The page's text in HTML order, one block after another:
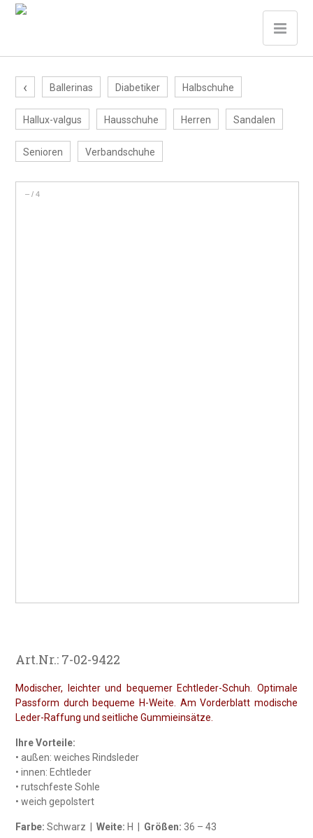
‹ Ballerinas Diabetiker Halbschuhe
Hallux-valgus Hausschuhe Herren Sandalen
Senioren Verbandschuhe
– /4
Art.Nr.: 7-02-9422
Modischer, leichter und bequemer Echtleder-Schuh. Optimale
Passform durch bequeme H-Weite. Am Vorderblatt modische
Leder-Raffung und seitliche Gummieinsätze.
Ihre Vorteile:
• außen: weiches Rindsleder
• innen: Echtleder
• rutschfeste Sohle
• weich gepolstert
Farbe:Schwarz |Weite: H | Größen: 36 – 43